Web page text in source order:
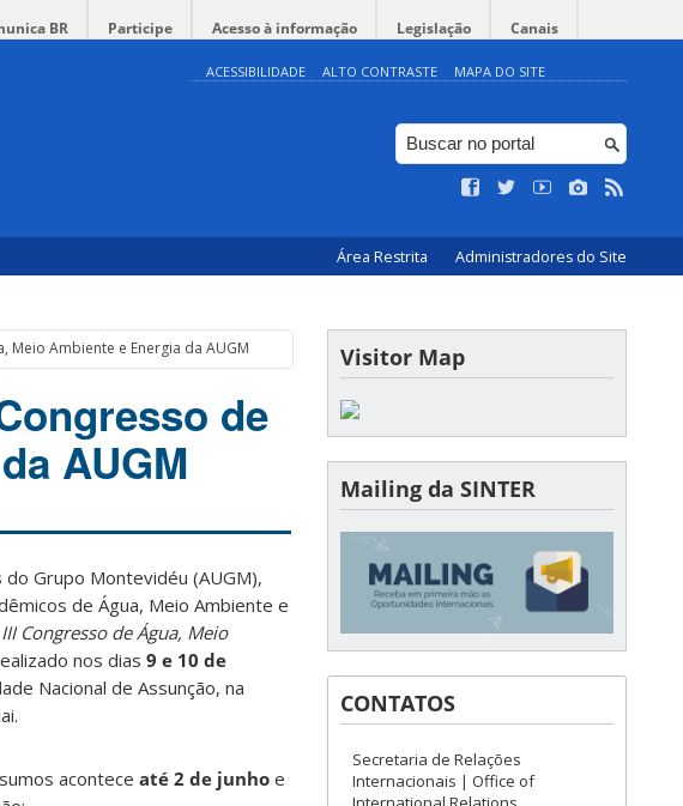
BR Participe Acesso à informação Legislação Canais
ACESSIBILIDADE ALTO CONTRASTE MAPA DO SITE
Área Restrita Administradores do Site
Meio Ambiente e Energia da AUGM
de
AUGM
Grupo Montevidéu (AUGM),
de Água, Meio Ambiente e
III Congresso de Água, Meio
nos dias 9 e 10 de
Nacional de Assunção, na
acontece até 2 de junho e
Visitor Map
Mailing da SINTER
CONTATOS
Secretaria de Relações
Internacionais | Office of